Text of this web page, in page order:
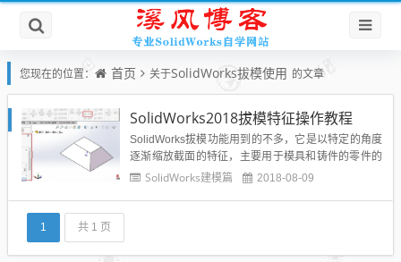
您现在的位置： 首页 关于SolidWorks拔模使用 的文章
SolidWorks2018拔模特征操作教程
SolidWorks拔模功能用到的不多，它是以特定的角度
逐渐缩放截面的特征，主要用于模具和铸件的零件的
设计。所以大家要了解其特征的使用方法：在创建零
SolidWorks建模篇 2018-08-09
1 共 1 页